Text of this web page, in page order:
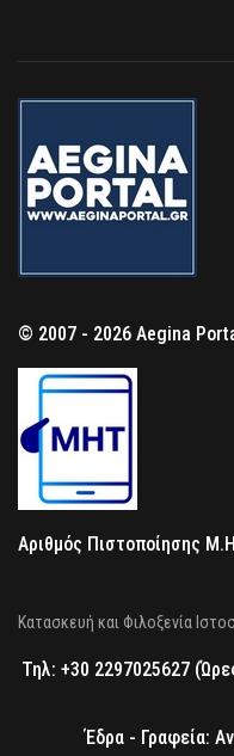
© 2007 - 2026 Aegina
Αριθμός Πιστοποίησης
Κατασκευή και Φιλοξενία
Τηλ: +30 2297025627
Έδρα - Γραφεία: